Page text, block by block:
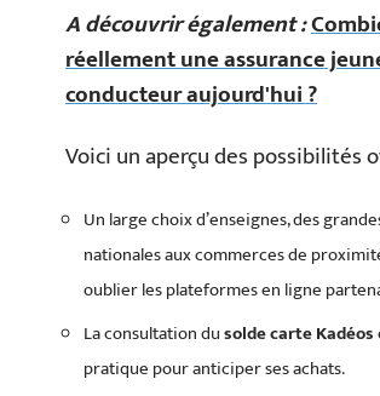
A découvrir également :
réellement une assurance
conducteur aujourd'hui ?
Voici un aperçu des possibilités
Un large choix d’enseignes, des
nationales aux commerces de
oublier les plateformes en ligne
La consultation dusolde carte Kadéos
pratique pour anticiper ses achats.